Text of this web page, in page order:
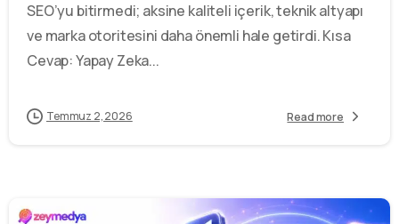
SEO’yu bitirmedi; aksine kaliteli içerik, teknik altyapı
ve marka otoritesini daha önemli hale getirdi. Kısa
Cevap: Yapay Zeka...
Temmuz 2, 2026 Read more